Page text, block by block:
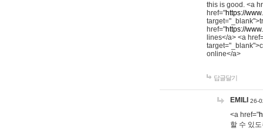
this is good. <a
href="https://
href="https://
lines</a> <a
online</a>
답글달기
EMILI 26-
<a href="
할 수 있